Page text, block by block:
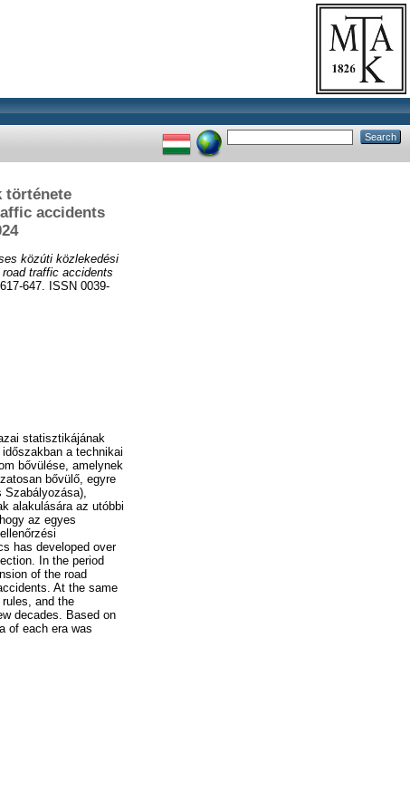
története
accidents
közúti közlekedési
traffic accidents
647. ISSN 0039-
statisztikájának
a technikai
bővülése, amelynek
bővülő, egyre
alakulására az utóbbi
az egyes
has developed over
In the period
of the road
At the same
and the
decades. Based on
of each era was